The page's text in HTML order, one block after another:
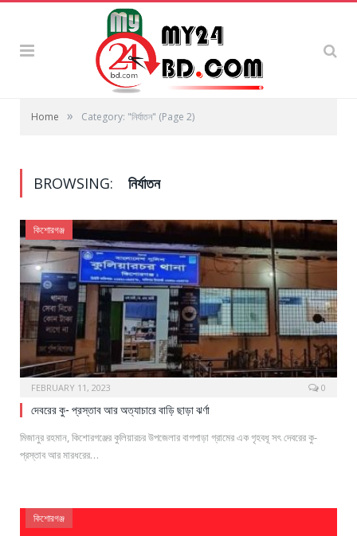
Home » Category: "নির্যাতন" (Page 2)
BROWSING: নির্যাতন
কিশোরগঞ্জ
FEBRUARY 11, 2023 0
দেবরের কু- প্রস্তাব আর অত্যাচারে বাড়ি ছাড়া ঝর্ণা
মিজানুর রহমান, কিশোরগঞ্জের কুলিয়ারচর উপজেলার বাগপাড়া গ্রামের এক গৃহবধূ সৎ দেবরের কু-
প্রস্তাব আর মারধরের…
কিশোরগঞ্জ